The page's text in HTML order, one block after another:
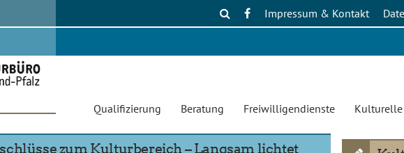
Impressum & Kontakt
Qualifizierung Beratung Freiwilligendienste
zum Kulturbereich – Langsam lichtet